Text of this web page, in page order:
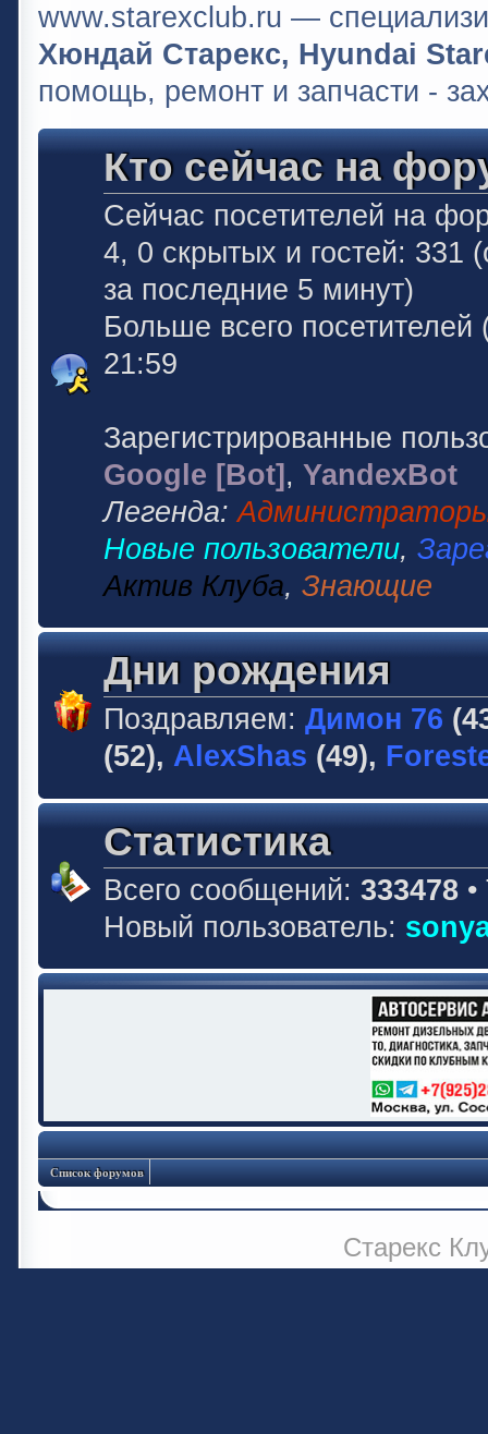
www.starexclub.ru —
Хюндай Старекс, Hyundai
помощь, ремонт и запчасти -
Кто сейчас на
Сейчас посетителей на
4, 0 скрытых и гостей: 331
за последние 5 минут)
Больше всего посетителей
21:59
Зарегистрированные
Google [Bot] , YandexBot
Легенда:
Новые пользователи,
Актив Клуба, Знающие
Дни рождения
Поздравляем: Димон 76
(52), AlexShas (49),
Статистика
Всего сообщений: 333478
Новый пользователь:
Список форумов
Старекс